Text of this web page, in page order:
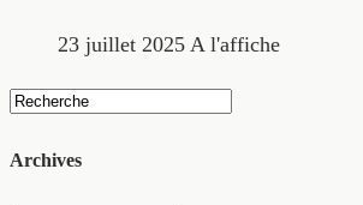
23 juillet 2025 A l'affiche
Archives